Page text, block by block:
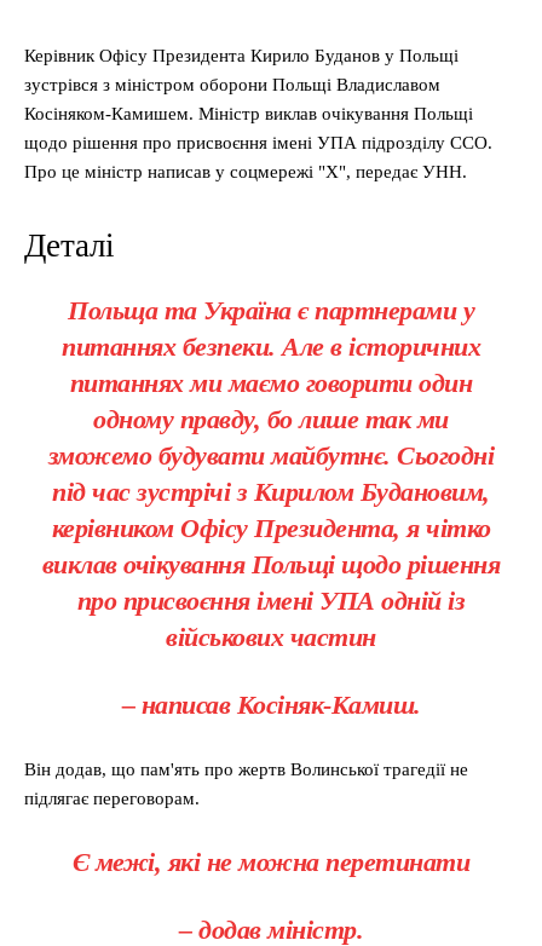
Керівник Офісу Президента Кирило Буданов у Польщі
зустрівся з міністром оборони Польщі Владиславом
Косіняком-Камишем. Міністр виклав очікування Польщі
щодо рішення про присвоєння імені УПА підрозділу ССО.
Про це міністр написав у соцмережі "Х", передає УНН.
Деталі
Польща та Україна є партнерами у
питаннях безпеки. Але в історичних
питаннях ми маємо говорити один
одному правду, бо лише так ми
зможемо будувати майбутнє. Сьогодні
під час зустрічі з Кирилом Будановим,
керівником Офісу Президента, я чітко
виклав очікування Польщі щодо рішення
про присвоєння імені УПА одній із
військових частин
– написав Косіняк-Камиш.
Він додав, що пам'ять про жертв Волинської трагедії не
підлягає переговорам.
Є межі, які не можна перетинати
– додав міністр.